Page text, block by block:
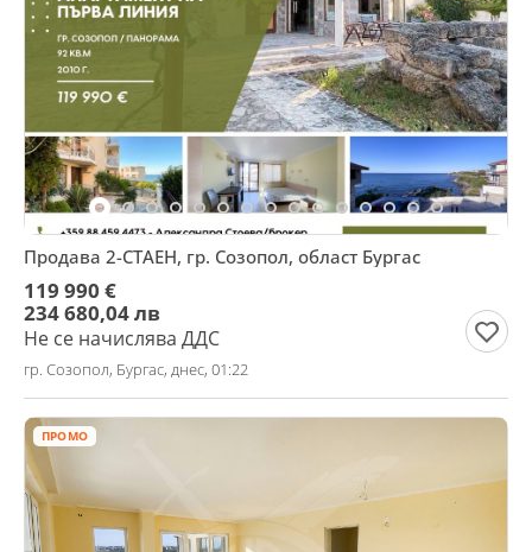
Продава 2-СТАЕН, гр. Созопол, област Бургас
119 990 €
234 680,04 лв
Не се начислява ДДС
гр. Созопол, Бургас, днес, 01:22
ПРОМО